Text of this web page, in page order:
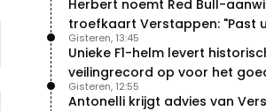
Herbert noemt Red Bull-
troefkaart Verstappen: "Past
bij Red Bull"
Unieke F1-helm levert
veilingrecord op voor het
Gisteren, 13:45
Antonelli krijgt advies van
Gisteren, 12:55